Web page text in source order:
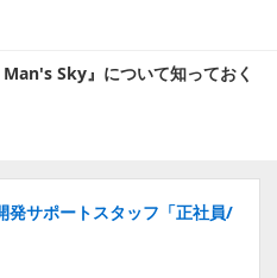
Sky』について知っておく
発サポートスタッフ「正社員/